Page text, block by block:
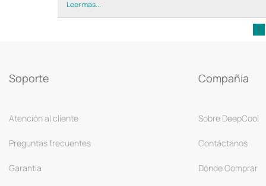
Leer más...
1
Soporte
Atención al cliente
Preguntas frecuentes
Garantía
Compañía
Sobre DeepCool
Contáctanos
Dónde Comprar